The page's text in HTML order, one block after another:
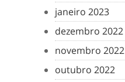
janeiro 2023
dezembro 2022
novembro 2022
outubro 2022